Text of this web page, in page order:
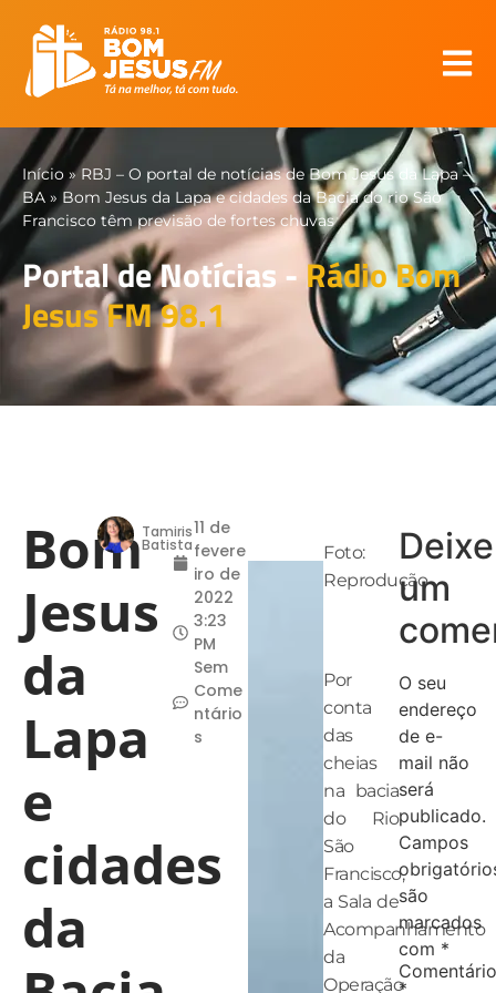
Início »RBJ – O portal de notícias de Bom Jesus da Lapa –
BA » Bom Jesus da Lapa e cidades da Bacia do rio São
Francisco têm previsão de fortes chuvas
Portal de Notícias -Rádio Bom
Jesus FM 98.1
Bom
Jesus
da
Lapa
e
cidades
da
Tamiris
Batista
11 de
fevere
iro de
2022
3:23
PM
Sem
Come
ntário
s
Foto:
Reprodução
Por
conta
das
cheias
na bacia
do Rio
São
Francisco,
a Sala de
Acompanhamento
da
Operação
Deixe
um
O seu
endereço
de e-
mail não
será
publicado.
Campos
são
marcados
com *
Comentário
*